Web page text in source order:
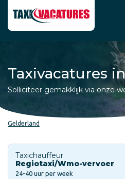
Taxivacatures
Solliciteer gemakklijk via onze
Gelderland
Taxichauffeur
Regiotaxi/Wmo-vervoer
24-40 uur per week